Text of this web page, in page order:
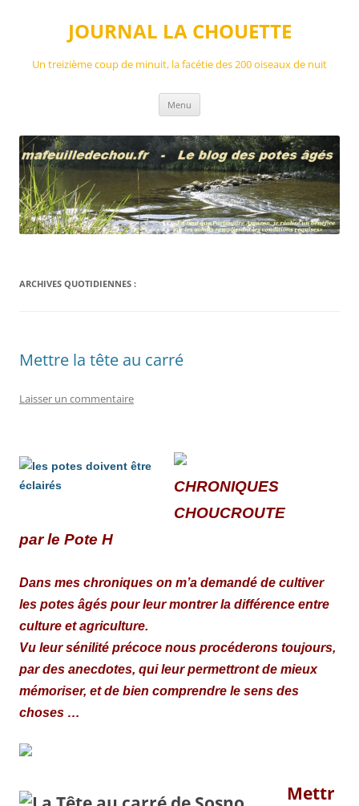
JOURNAL LA CHOUETTE
Un treizième coup de minuit, la facétie des 200 oiseaux de nuit
Menu
ARCHIVES QUOTIDIENNES :
Mettre la tête au carré
Laisser un commentaire
CHRONIQUES
CHOUCROUTE
par le Pote H
Dans mes chroniques on m’a demandé de cultiver
les potes âgés pour leur montrer la différence entre
culture et agriculture.
Vu leur sénilité précoce nous procéderons toujours,
par des anecdotes, qui leur permettront de mieux
mémoriser, et de bien comprendre le sens des
choses …
Mettr